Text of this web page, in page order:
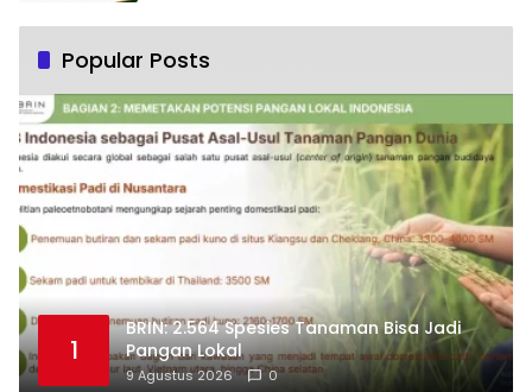
Popular Posts
1
BRIN: 2.564 Spesies Tanaman Bisa Jadi
Pangan Lokal
9 Agustus 2026 0